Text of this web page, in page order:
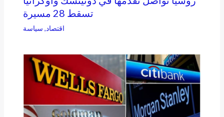
تسقط 28 مسيرة
اقتصاد, سياسة